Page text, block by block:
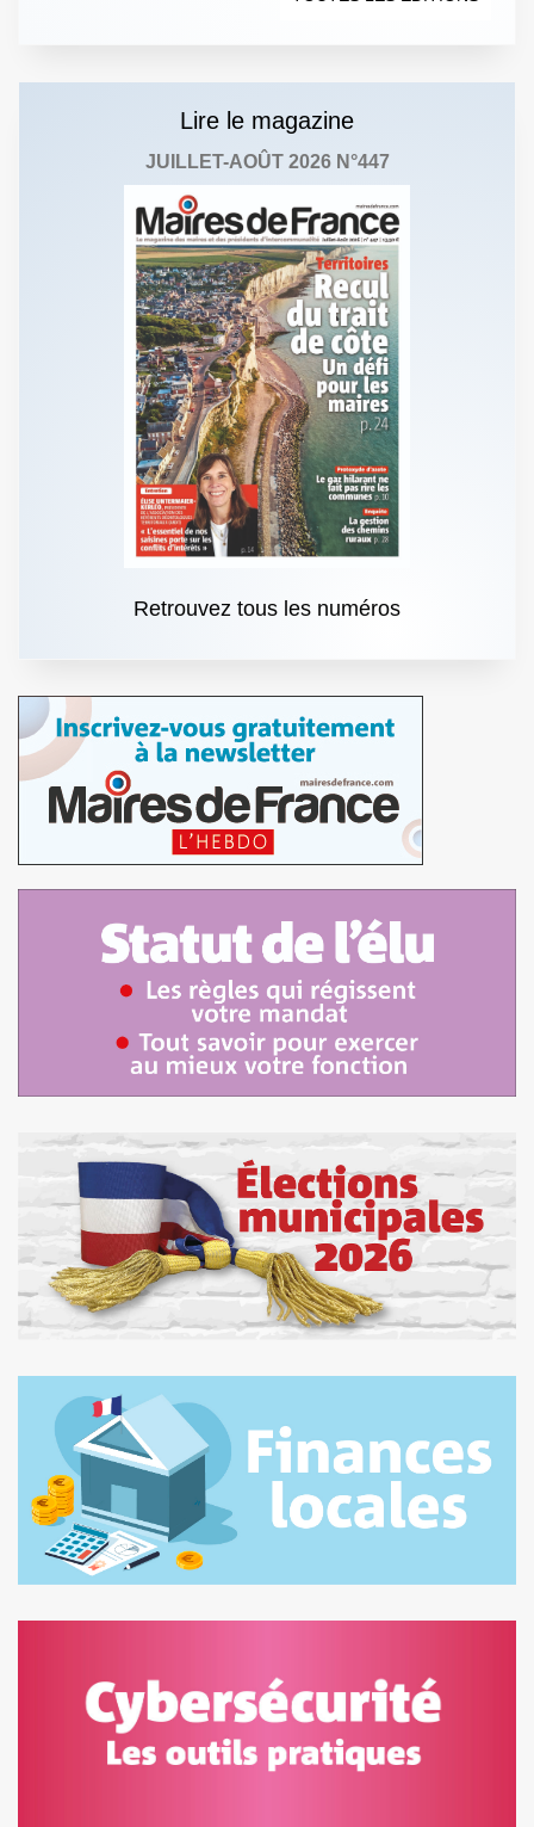
Lire le magazine
JUILLET-AOÛT 2026 N°447
Retrouvez tous les numéros